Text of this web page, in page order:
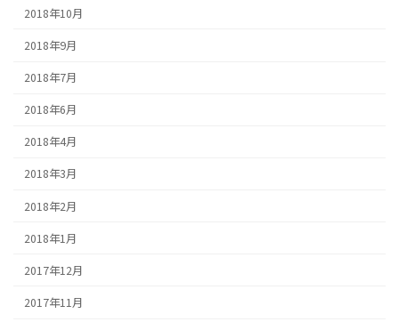
2018年10月
2018年9月
2018年7月
2018年6月
2018年4月
2018年3月
2018年2月
2018年1月
2017年12月
2017年11月